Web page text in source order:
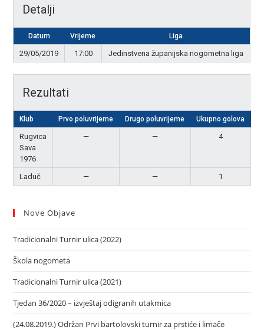
Detalji
Datum Vrijeme Liga
29/05/2019 17:00 Jedinstvena županijska nogometna liga
Rezultati
Klub Prvo poluvrijeme Drugo poluvrijeme Ukupno golova
Rugvica
Sava
1976
— — 4
Laduč — — 1
Nove Objave
Tradicionalni Turnir ulica (2022)
Škola nogometa
Tradicionalni Turnir ulica (2021)
Tjedan 36/2020 – izvještaj odigranih utakmica
(24.08.2019.) Održan Prvi bartolovski turnir za prstiće i limače